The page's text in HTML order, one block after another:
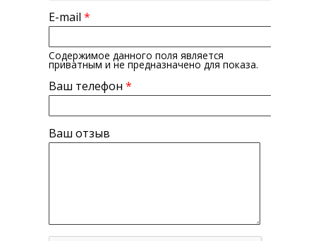
E-mail *
Содержимое данного поля является
приватным и не предназначено для показа.
Ваш телефон *
Ваш отзыв